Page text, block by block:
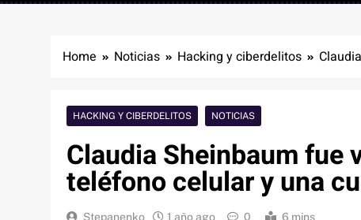
Home Noticias Hacking y ciberdelitos
HACKING Y CIBERDELITOS NOTICIAS
Claudia Sheinbaum fue
teléfono celular y una
Stepanenko 1 año ago 0 6 mins